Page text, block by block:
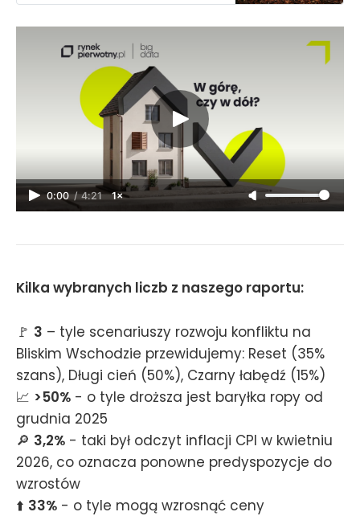
nieruchomości
0:00 / 4:21 1×
Kilka wybranych liczb z naszego raportu:
🚩 3 – tyle scenariuszy rozwoju konfliktu na
Bliskim Wschodzie przewidujemy: Reset (35%
szans), Długi cień (50%), Czarny łabędź (15%)
📈 >50% - o tyle droższa jest baryłka ropy od
grudnia 2025
🔎 3,2% - taki był odczyt inflacji CPI w kwietniu
2026, co oznacza ponowne predyspozycje do
wzrostów
⬆️ 33% - o tyle mogą wzrosnąć ceny